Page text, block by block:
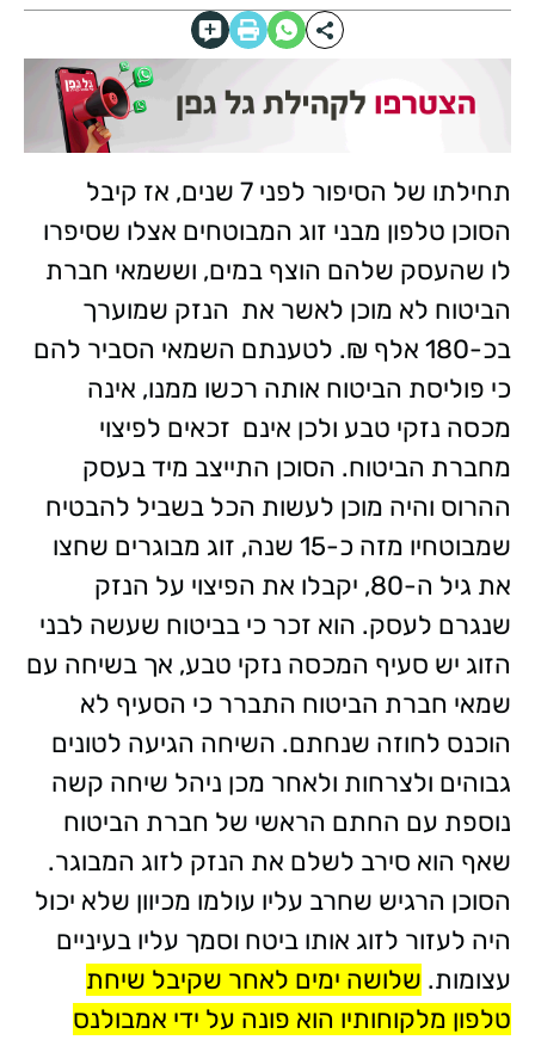
תחילתו של הסיפור לפני 7 שנים, אז קיבל
הסוכן טלפון מבני זוג המבוטחים אצלו שסיפרו
לו שהעסק שלהם הוצף במים, וששמאי חברת
הביטוח לא מוכן לאשר את הנזק שמוערך
בכ-180 אלף ₪. לטענתם השמאי הסביר להם
כי פוליסת הביטוח אותה רכשו ממנו, אינה
מכסה נזקי טבע ולכן אינם זכאים לפיצוי
מחברת הביטוח. הסוכן התייצב מיד בעסק
ההרוס והיה מוכן לעשות הכל בשביל להבטיח
שמבוטחיו מזה כ-15 שנה, זוג מבוגרים שחצו
את גיל ה-80, יקבלו את הפיצוי על הנזק
שנגרם לעסק. הוא זכר כי בביטוח שעשה לבני
הזוג יש סעיף המכסה נזקי טבע, אך בשיחה עם
שמאי חברת הביטוח התברר כי הסעיף לא
הוכנס לחוזה שנחתם. השיחה הגיעה לטונים
גבוהים ולצרחות ולאחר מכן ניהל שיחה קשה
נוספת עם החתם הראשי של חברת הביטוח
שאף הוא סירב לשלם את הנזק לזוג המבוגר.
הסוכן הרגיש שחרב עליו עולמו מכיוון שלא יכול
היה לעזור לזוג אותו ביטח וסמך עליו בעיניים
עצומות. שלושה ימים לאחר שקיבל שיחת
טלפון מלקוחותיו הוא פונה על ידי אמבולנס